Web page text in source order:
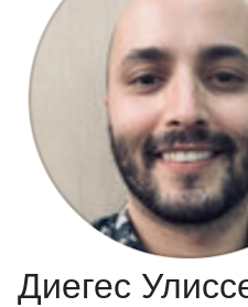
Регистрация
Диегес